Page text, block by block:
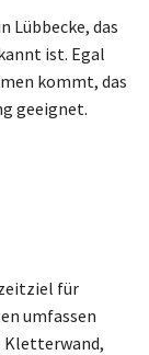
Lübbecke, das
ist. Egal
kommt, das
geeignet.
für
umfassen
Kletterwand,